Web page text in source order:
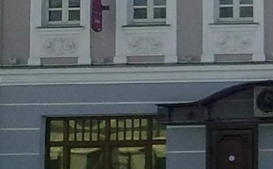
ПСН, Торговое
Размер площади (м2)
Цена за помещение
600 000 руб.
Цена за 1 кв. м
36 000 руб.